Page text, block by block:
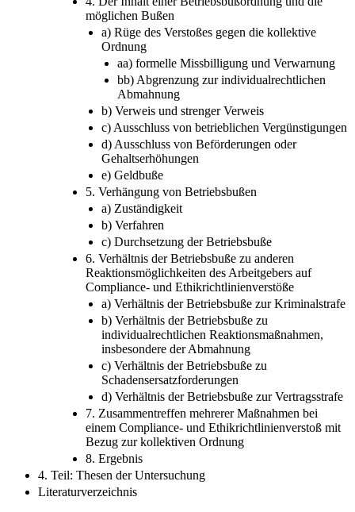
möglichen Bußen
a) Rüge des Verstoßes gegen die kollektive
Ordnung
aa) formelle Missbilligung und Verwarnung
bb) Abgrenzung zur individualrechtlichen
Abmahnung
b) Verweis und strenger Verweis
c) Ausschluss von betrieblichen Vergünstigungen
d) Ausschluss von Beförderungen oder
Gehaltserhöhungen
e) Geldbuße
5. Verhängung von Betriebsbußen
a) Zuständigkeit
b) Verfahren
c) Durchsetzung der Betriebsbuße
6. Verhältnis der Betriebsbuße zu anderen
Reaktionsmöglichkeiten des Arbeitgebers auf
Compliance- und Ethikrichtlinienverstöße
a) Verhältnis der Betriebsbuße zur Kriminalstrafe
b) Verhältnis der Betriebsbuße zu
individualrechtlichen Reaktionsmaßnahmen,
insbesondere der Abmahnung
c) Verhältnis der Betriebsbuße zu
Schadensersatzforderungen
d) Verhältnis der Betriebsbuße zur Vertragsstrafe
7. Zusammentreffen mehrerer Maßnahmen bei
einem Compliance- und Ethikrichtlinienverstoß mit
Bezug zur kollektiven Ordnung
8. Ergebnis
4. Teil: Thesen der Untersuchung
Literaturverzeichnis